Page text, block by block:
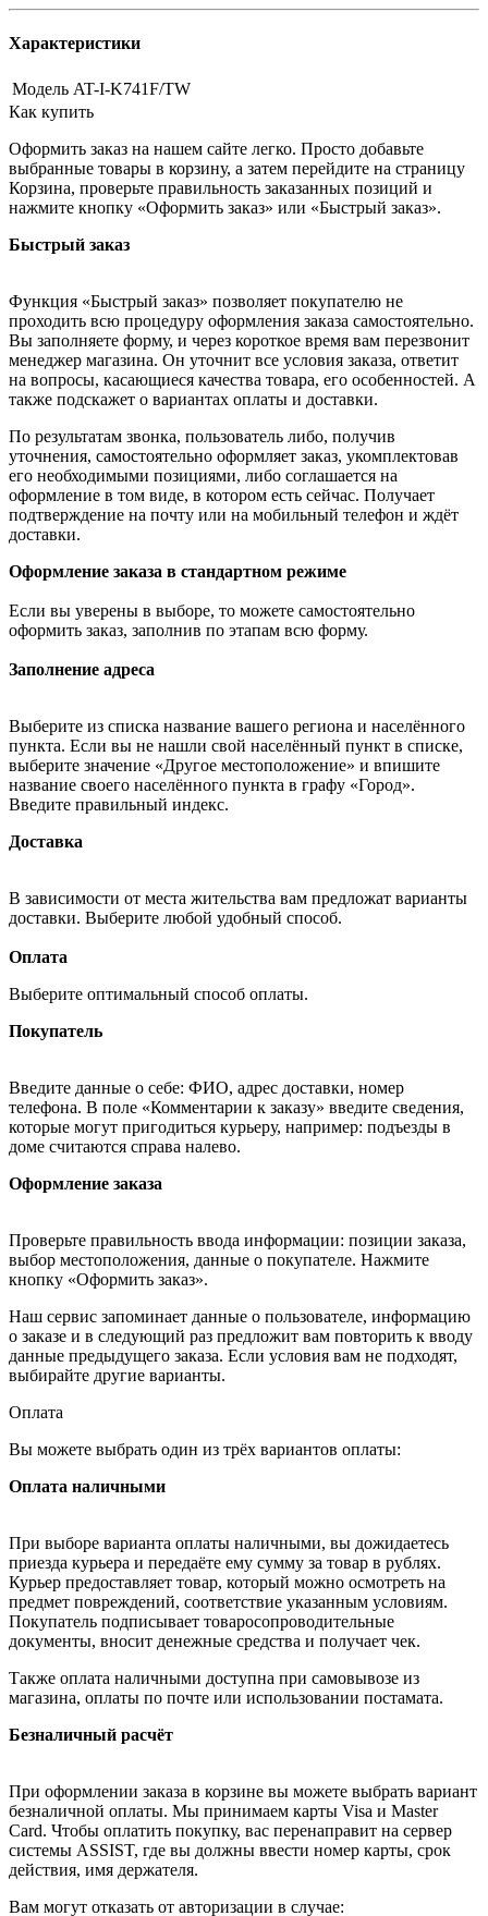
Характеристики
Модель AT-I-K741F/TW
Как купить
Оформить заказ на нашем сайте легко. Просто добавьте
выбранные товары в корзину, а затем перейдите на страницу
Корзина, проверьте правильность заказанных позиций и
нажмите кнопку «Оформить заказ» или «Быстрый заказ».
Быстрый заказ
Функция «Быстрый заказ» позволяет покупателю не
проходить всю процедуру оформления заказа самостоятельно.
Вы заполняете форму, и через короткое время вам перезвонит
менеджер магазина. Он уточнит все условия заказа, ответит
на вопросы, касающиеся качества товара, его особенностей. А
также подскажет о вариантах оплаты и доставки.
По результатам звонка, пользователь либо, получив
уточнения, самостоятельно оформляет заказ, укомплектовав
его необходимыми позициями, либо соглашается на
оформление в том виде, в котором есть сейчас. Получает
подтверждение на почту или на мобильный телефон и ждёт
доставки.
Оформление заказа в стандартном режиме
Если вы уверены в выборе, то можете самостоятельно
оформить заказ, заполнив по этапам всю форму.
Заполнение адреса
Выберите из списка название вашего региона и населённого
пункта. Если вы не нашли свой населённый пункт в списке,
выберите значение «Другое местоположение» и впишите
название своего населённого пункта в графу «Город».
Введите правильный индекс.
Доставка
В зависимости от места жительства вам предложат варианты
доставки. Выберите любой удобный способ.
Оплата
Выберите оптимальный способ оплаты.
Покупатель
Введите данные о себе: ФИО, адрес доставки, номер
телефона. В поле «Комментарии к заказу» введите сведения,
которые могут пригодиться курьеру, например: подъезды в
доме считаются справа налево.
Оформление заказа
Проверьте правильность ввода информации: позиции заказа,
выбор местоположения, данные о покупателе. Нажмите
кнопку «Оформить заказ».
Наш сервис запоминает данные о пользователе, информацию
о заказе и в следующий раз предложит вам повторить к вводу
данные предыдущего заказа. Если условия вам не подходят,
выбирайте другие варианты.
Оплата
Вы можете выбрать один из трёх вариантов оплаты:
Оплата наличными
При выборе варианта оплаты наличными, вы дожидаетесь
приезда курьера и передаёте ему сумму за товар в рублях.
Курьер предоставляет товар, который можно осмотреть на
предмет повреждений, соответствие указанным условиям.
Покупатель подписывает товаросопроводительные
документы, вносит денежные средства и получает чек.
Также оплата наличными доступна при самовывозе из
магазина, оплаты по почте или использовании постамата.
Безналичный расчёт
При оформлении заказа в корзине вы можете выбрать вариант
безналичной оплаты. Мы принимаем карты Visa и Master
Card. Чтобы оплатить покупку, вас перенаправит на сервер
системы ASSIST, где вы должны ввести номер карты, срок
действия, имя держателя.
Вам могут отказать от авторизации в случае: